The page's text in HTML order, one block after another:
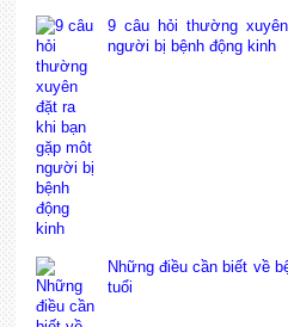
9 câu hỏi thường
người bị bệnh động kinh
Những điều cần biết về
tuổi